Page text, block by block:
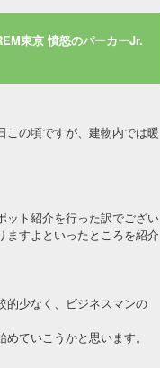
東京 憤怒のパーカーJr.
この頃ですが、建物内では暖
ット紹介を行った訳でござい
ますよといったところを紹介
的少なく、ビジネスマンの
ていこうかと思います。